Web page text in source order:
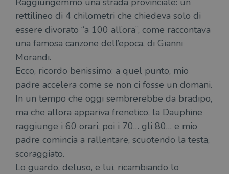
rettilineo di 4 chilometri che chiedeva solo di
essere divorato “a 100 all’ora”, come raccontava
una famosa canzone dell’epoca, di Gianni
Morandi.
Ecco, ricordo benissimo: a quel punto, mio
padre accelera come se non ci fosse un domani.
In un tempo che oggi sembrerebbe da bradipo,
ma che allora appariva frenetico, la Dauphine
raggiunge i 60 orari, poi i 70… gli 80… e mio
padre comincia a rallentare, scuotendo la testa,
scoraggiato.
Lo guardo, deluso, e lui, ricambiando lo